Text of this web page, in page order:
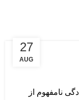
27
AUG
نامفهوم از